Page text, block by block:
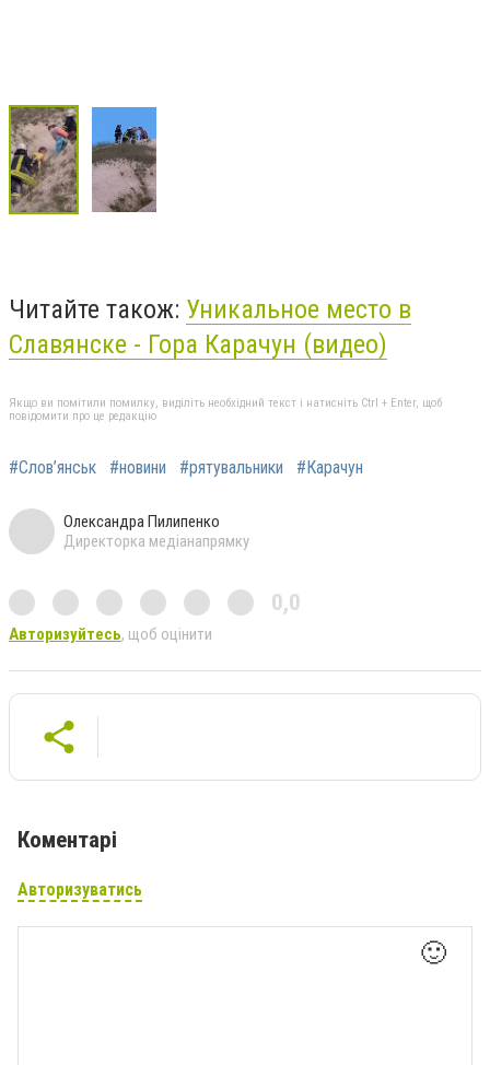
Читайте також: Уникальное место в
Славянске - Гора Карачун (видео)
Якщо ви помітили помилку, виділіть необхідний текст і натисніть Ctrl + Enter, щоб
повідомити про це редакцію
#Слов’янськ #новини #рятувальники #Карачун
Олександра Пилипенко
Директорка медіанапрямку
0,0
Авторизуйтесь, щоб оцінити
Коментарі
Авторизуватись
🙂